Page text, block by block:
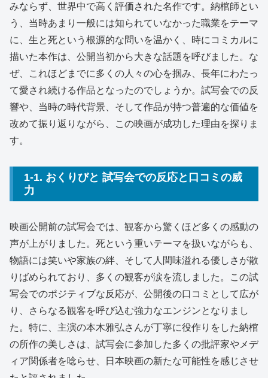
みならず、世界中で高く評価された名作です。納棺師とい
う、当時あまり一般には知られていなかった職業をテーマ
に、生と死という根源的な問いを温かく、時にコミカルに
描いた本作は、公開当初から大きな話題を呼びました。な
ぜ、これほどまでに多くの人々の心を掴み、長年にわたっ
て愛され続ける作品となったのでしょうか。試写会での反
響や、当時の時代背景、そして作品が持つ普遍的な価値を
改めて振り返りながら、この映画が成功した理由を探りま
す。
1-1. おくりびと 試写会での反応と口コミの威
力
映画公開前の試写会では、観客から驚くほど多くの感動の
声が上がりました。死という重いテーマを扱いながらも、
物語には笑いや家族の絆、そして人間味溢れる優しさが散
りばめられており、多くの観客が涙を流しました。この試
写会でのポジティブな反応が、公開後の口コミとして広が
り、さらなる観客を呼び込む強力なエンジンとなりまし
た。特に、主演の本木雅弘さんが丁寧に役作りをした納棺
の所作の美しさは、試写会に参加した多くの批評家やメデ
ィア関係者を唸らせ、日本映画の新たな可能性を感じさせ